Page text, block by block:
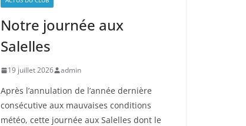
Notre journée aux
Salelles
19 juillet 2026 admin
Après l’annulation de l’année dernière
consécutive aux mauvaises conditions
météo, cette journée aux Salelles dont le